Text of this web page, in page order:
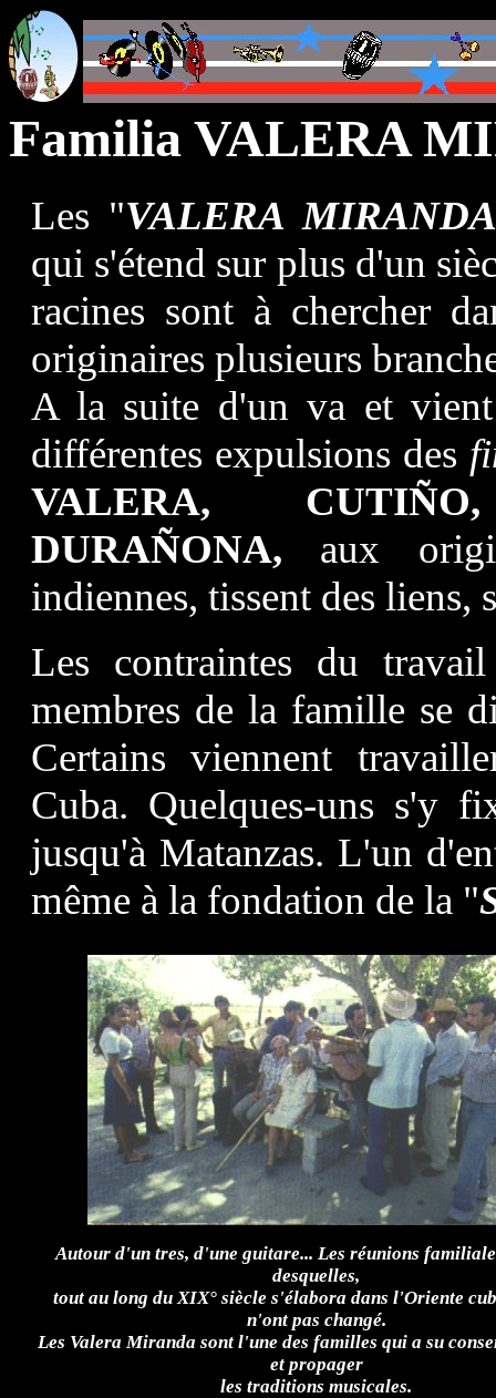
Familia VALERA
Les "VALERA
qui s'étend sur plus d'un
racines sont à chercher
originaires plusieurs
A la suite d'un va et
différentes expulsions des
VALERA,
DURAÑONA, aux
indiennes, tissent des liens,
Les contraintes du
membres de la famille se
Certains viennent
Cuba. Quelques-uns s'y
jusqu'à Matanzas. L'un
même à la fondation de la "
Autour d'un tres, d'une guitare... Les réunions
desquelles,
tout au long du XIX° siècle s'élabora dans l'Oriente
n'ont pas changé.
Les Valera Miranda sont l'une des familles qui a su
et propager
les traditions musicales.